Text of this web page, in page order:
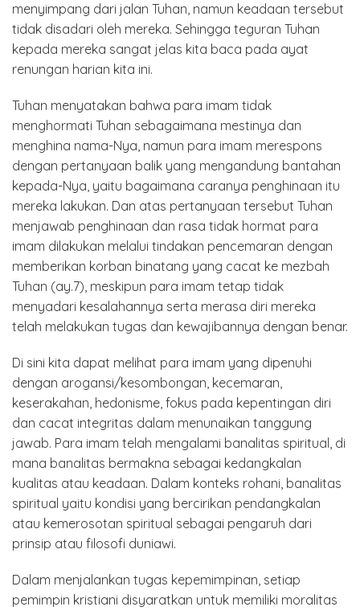
menyimpang dari jalan Tuhan, namun keadaan tersebut
tidak disadari oleh mereka. Sehingga teguran Tuhan
kepada mereka sangat jelas kita baca pada ayat
renungan harian kita ini.
Tuhan menyatakan bahwa para imam tidak
menghormati Tuhan sebagaimana mestinya dan
menghina nama-Nya, namun para imam merespons
dengan pertanyaan balik yang mengandung bantahan
kepada-Nya, yaitu bagaimana caranya penghinaan itu
mereka lakukan. Dan atas pertanyaan tersebut Tuhan
menjawab penghinaan dan rasa tidak hormat para
imam dilakukan melalui tindakan pencemaran dengan
memberikan korban binatang yang cacat ke mezbah
Tuhan (ay.7), meskipun para imam tetap tidak
menyadari kesalahannya serta merasa diri mereka
telah melakukan tugas dan kewajibannya dengan benar.
Di sini kita dapat melihat para imam yang dipenuhi
dengan arogansi/kesombongan, kecemaran,
keserakahan, hedonisme, fokus pada kepentingan diri
dan cacat integritas dalam menunaikan tanggung
jawab. Para imam telah mengalami banalitas spiritual, di
mana banalitas bermakna sebagai kedangkalan
kualitas atau keadaan. Dalam konteks rohani, banalitas
spiritual yaitu kondisi yang bercirikan pendangkalan
atau kemerosotan spiritual sebagai pengaruh dari
prinsip atau filosofi duniawi.
Dalam menjalankan tugas kepemimpinan, setiap
pemimpin kristiani disyaratkan untuk memiliki moralitas